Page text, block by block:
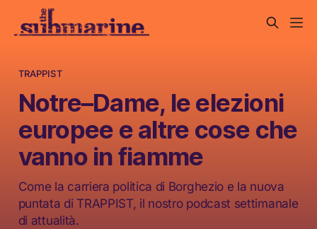
TRAPPIST
Notre–Dame, le elezioni
europee e altre cose che
vanno in fiamme
Come la carriera politica di Borghezio e la nuova
puntata di TRAPPIST, il nostro podcast settimanale
di attualità.